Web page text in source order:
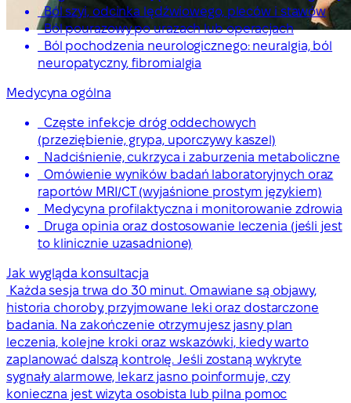
Ból szyi, odcinka lędźwiowego, pleców i stawów
Ból pourazowy po urazach lub operacjach
Ból pochodzenia neurologicznego: neuralgia, ból
neuropatyczny, fibromialgia
Medycyna ogólna
Częste infekcje dróg oddechowych
(przeziębienie, grypa, uporczywy kaszel)
Nadciśnienie, cukrzyca i zaburzenia metaboliczne
Omówienie wyników badań laboratoryjnych oraz
raportów MRI/CT (wyjaśnione prostym językiem)
Medycyna profilaktyczna i monitorowanie zdrowia
Druga opinia oraz dostosowanie leczenia (jeśli jest
to klinicznie uzasadnione)
Jak wygląda konsultacja
Każda sesja trwa do 30 minut. Omawiane są objawy,
historia choroby, przyjmowane leki oraz dostarczone
badania. Na zakończenie otrzymujesz jasny plan
leczenia, kolejne kroki oraz wskazówki, kiedy warto
zaplanować dalszą kontrolę. Jeśli zostaną wykryte
sygnały alarmowe, lekarz jasno poinformuje, czy
konieczna jest wizyta osobista lub pilna pomoc